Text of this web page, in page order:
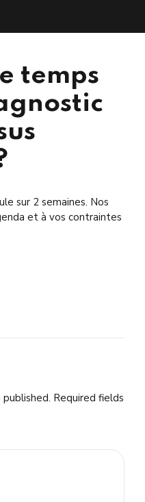
temps
sur 2 semaines. Nos
et à vos contraintes
Required fields